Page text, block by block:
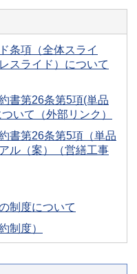
条項（全体スライ
スライド）について
書第26条第5項(単品
いて（外部リンク）
書第26条第5項（単品
ル（案）（営繕工事
制度について
制度）